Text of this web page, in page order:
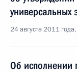
универсальных
24 августа 2011
Об исполнении